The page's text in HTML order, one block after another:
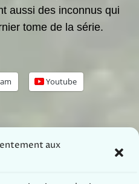
aux
aussi des inconnus qui
tome de la série.
Youtube
Bal Trad à Mézières